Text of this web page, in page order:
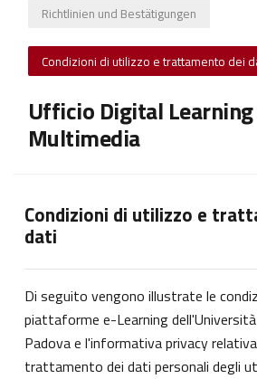
Richtlinien und Bestätigungen
Condizioni di utilizzo e trattamento dei
Ufficio Digital
Multimedia
Condizioni di utilizzo e
dati
Di seguito vengono illustrate le
piattaforme e-Learning
Padova e l'informativa privacy
trattamento dei dati personali degli